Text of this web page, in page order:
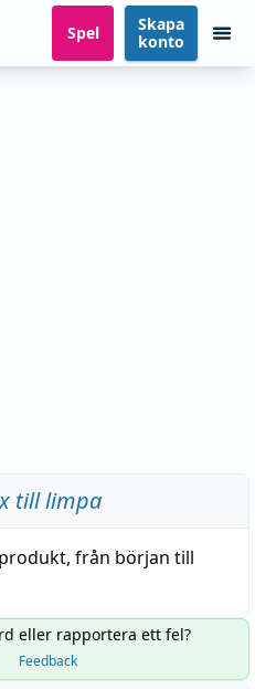
Spel
Skapa
konto
till limpa
produkt, från början till
eller rapportera ett fel?
Feedback